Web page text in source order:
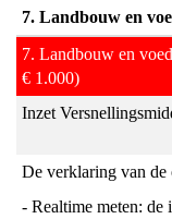
naar
navigatie
Programma
7. Landbouw en
7. Landbouw en
€ 1.000)
Inzet
De verklaring van
- Realtime meten: de